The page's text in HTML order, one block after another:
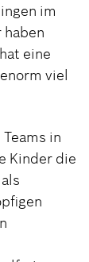
im
haben
eine
viel
in
Kinder die